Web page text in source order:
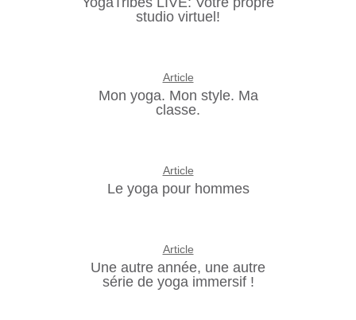
studio virtuel!
Article
Mon yoga. Mon style. Ma
classe.
Article
Le yoga pour hommes
Article
Une autre année, une autre
série de yoga immersif !